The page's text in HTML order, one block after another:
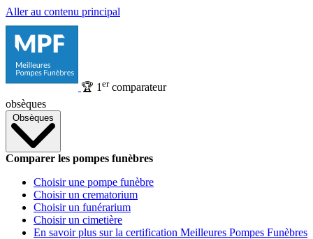
Aller au contenu principal
🏆 1 ercomparateur
obsèques
Obsèques
Comparer les pompes funèbres
Choisir une pompe funèbre
Choisir un crematorium
Choisir un funérarium
Choisir un cimetière
En savoir plus sur la certification Meilleures Pompes Funèbres